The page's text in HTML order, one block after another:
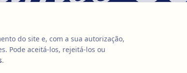
do site e, com a sua autorização,
Pode aceitá-los, rejeitá-los ou
.